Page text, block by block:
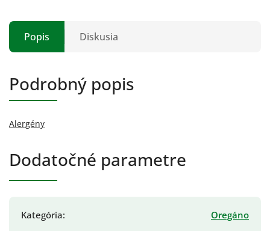
Popis Diskusia
Podrobný popis
Alergény
Dodatočné parametre
Kategória:
Oregáno